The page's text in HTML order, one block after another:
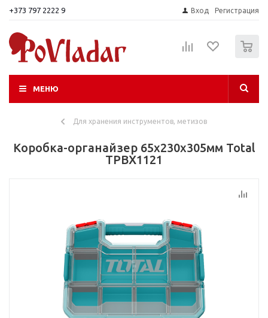
+373 797 2222 9 Вход Регистрация
МЕНЮ
Для хранения инструментов, метизов
Коробка-органайзер 65х230х305мм Total
TPBX1121